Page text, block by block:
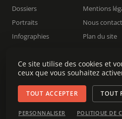
Dossiers
Portraits
Infographies
Rechercher
Mentions
Nous
Plan du site
© 2026 Observatoire du journalisme
Gestion des cookies
Ce site utilise des cookies et
ceux que vous souhaitez
TOUT ACCEPTER TOUT
PERSONNALISER POLITIQUE DE